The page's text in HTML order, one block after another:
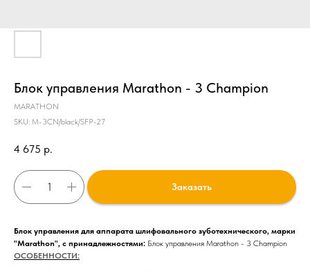
Блок управления Marathon - 3 Champion
MARATHON
SKU: M-3CN/black/SFP-27
4 675 р.
Заказать
Блок управления для аппарата шлифовального зуботехнического, марки
"Marathon", с принадлежностями: Блок управления Marathon - 3 Champion
ОСОБЕННОСТИ: